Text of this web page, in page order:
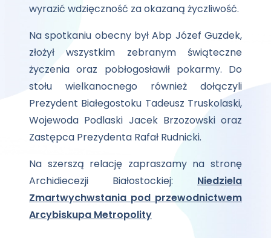
wyrazić wdzięczność za okazaną życzliwość.
Na spotkaniu obecny był Abp Józef Guzdek,
złożył wszystkim zebranym świąteczne
życzenia oraz pobłogosławił pokarmy. Do
stołu wielkanocnego również dołączyli
Prezydent Białegostoku Tadeusz Truskolaski,
Wojewoda Podlaski Jacek Brzozowski oraz
Zastępca Prezydenta Rafał Rudnicki.
Na szerszą relację zapraszamy na stronę
Archidiecezji Białostockiej: Niedziela
Zmartwychwstania pod przewodnictwem
Arcybiskupa Metropolity